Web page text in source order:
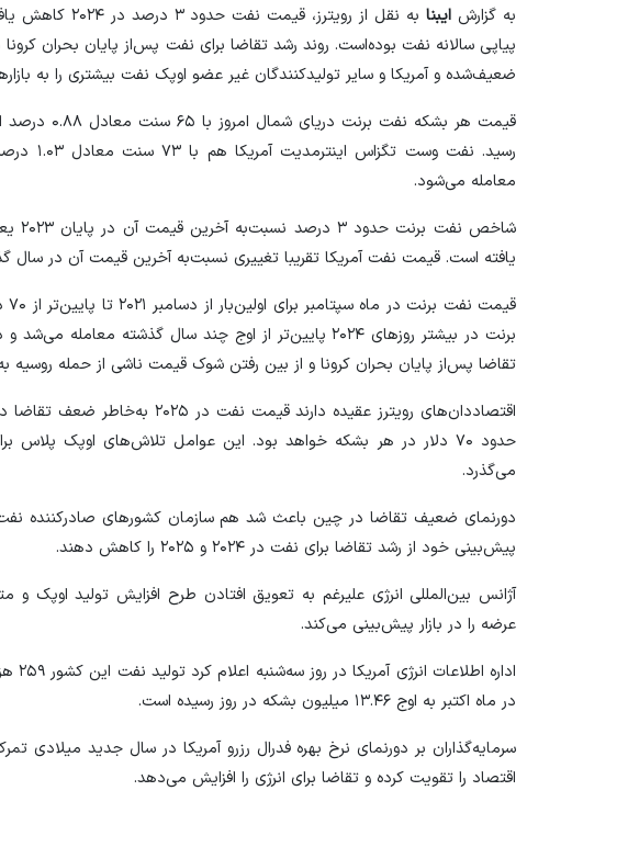
به گزارش ایبنا
به نقل از رویترز،
پیاپی سالانه نفت بوده‌است. روند رشد تقاضا برای نفت پس‌از پایان بحران
ضعیف‌شده و آمریکا و سایر تولیدکنندگان غیر عضو اوپک نفت بیشتری را به
معامله می‌شود.
یافته است. قیمت نفت آمریکا تقریبا تغییری نسبت‌به آخرین قیمت آن در سال
برنت در بیشتر روز‌های ۲۰۲۴ پایین‌تر از اوج چند سال گذشته
تقاضا پس‌از پایان بحران کرونا و از بین رفتن شوک قیمت ناشی از حمله روسیه
اقتصاددان‌های رویترز عقیده دارند قیمت
حدود ۷۰ دلار در هر بشکه خواهد بود. این عوامل تلاش‌های اوپک پلاس
می‌گذرد.
دورنمای ضعیف تقاضا در چین باعث شد هم سازمان کشور‌های صادرکننده نفت
پیش‌بینی خود از رشد تقاضا برای نفت در ۲۰۲۴ و ۲۰۲۵ را کاهش دهند.
عرضه را در بازار پیش‌بینی می‌کند.
در ماه اکتبر به اوج ۱۳.۴۶ میلیون بشکه در روز رسیده است.
سرمایه‌گذاران بر دورنمای نرخ بهره فدرال رزرو آمریکا در سال جدید میلادی
اقتصاد را تقویت کرده و تقاضا برای انرژی را افزایش می‌دهد.